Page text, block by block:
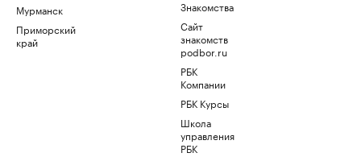
Мурманск
Приморский
край
Знакомства
Сайт
знакомств
podbor.ru
РБК
Компании
РБК Курсы
Школа
управления
РБК